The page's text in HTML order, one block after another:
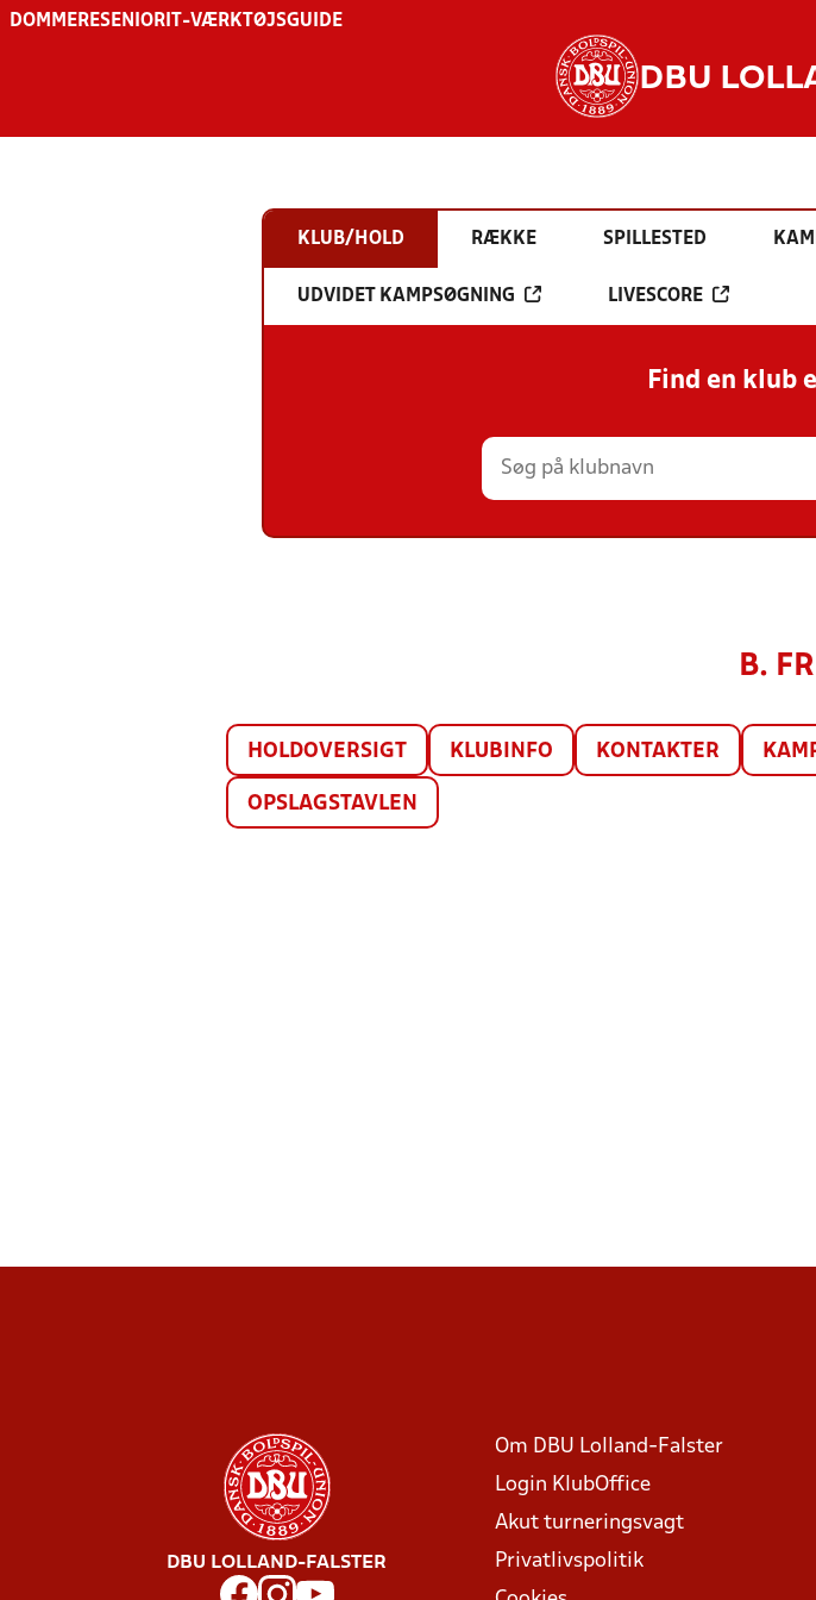
DOMMERESENIOR IT-VÆRKTØJSGUIDE
DBU
KLUB/HOLD RÆKKE SPILLESTED
UDVIDET KAMPSØGNING LIVESCORE
Find en klub
B.
HOLDOVERSIGT KLUBINFO KONTAKTER
OPSLAGSTAVLEN
DBU LOLLAND-FALSTER
Om DBU Lolland-Falster
Login KlubOffice
Akut turneringsvagt
Privatlivspolitik